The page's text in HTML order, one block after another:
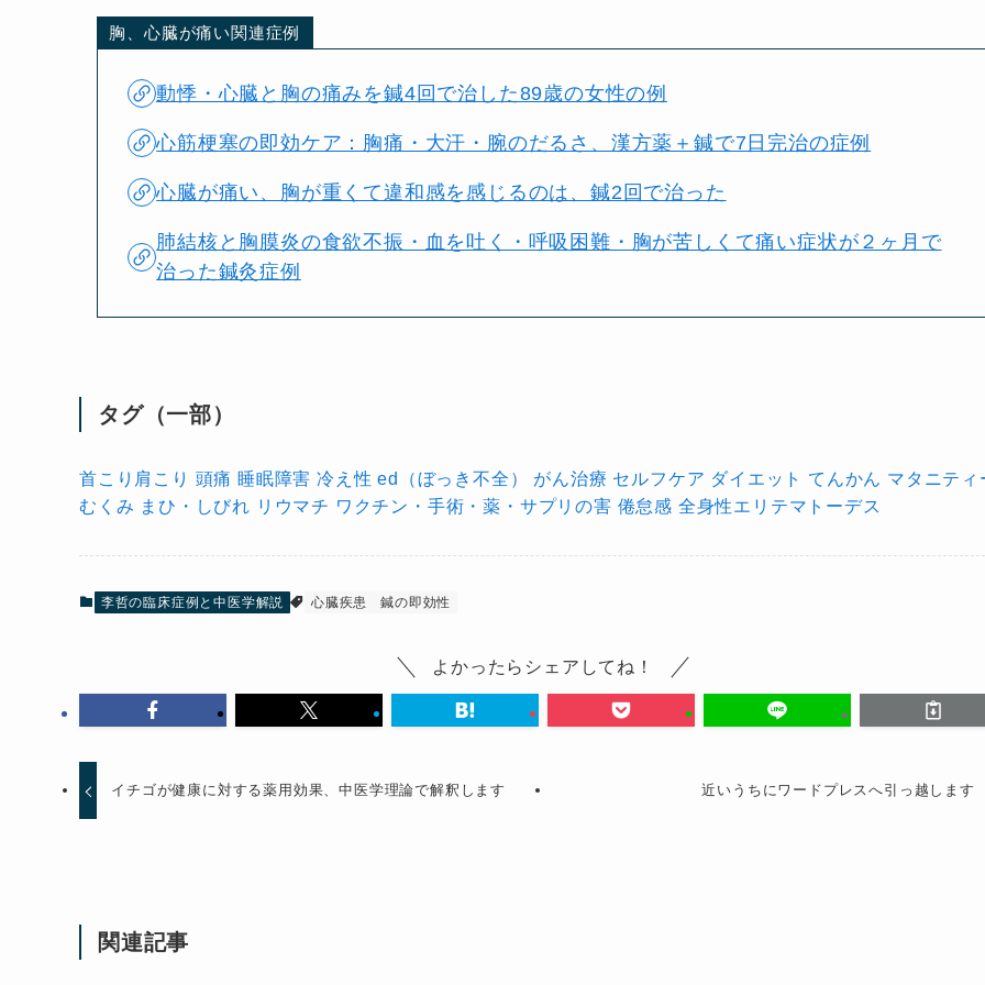
胸、心臓が痛い関連症例
動悸・心臓と胸の痛みを鍼4回で治した89歳の女性の例
心筋梗塞の即効ケア：胸痛・大汗・腕のだるさ、漢方薬＋鍼で7日完治の症例
心臓が痛い、胸が重くて違和感を感じるのは、鍼2回で治った
肺結核と胸膜炎の食欲不振・血を吐く・呼吸困難・胸が苦しくて痛い症状が２ヶ月で
治った鍼灸症例
タグ（一部）
首こり肩こり 頭痛 睡眠障害 冷え性 ed（ぼっき不全） がん治療 セルフケア ダイエット てんかん マタニティ
むくみ まひ・しびれ リウマチ ワクチン・手術・薬・サプリの害 倦怠感 全身性エリテマトーデス
李哲の臨床症例と中医学解説 心臓疾患 鍼の即効性
よかったらシェアしてね！
イチゴが健康に対する薬用効果、中医学理論で解釈します 近いうちにワードプレスへ引っ越します
関連記事